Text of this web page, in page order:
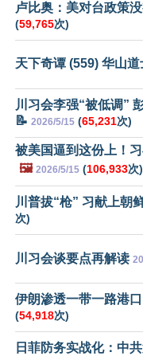
卢比奥：美对台政策
(59,765次)
天下奇谭 (559) 华山道
川习会李强“被低调”
📝 2026/5/15 (65,231次)
被美国逼到这份上！
🖼️ 2026/5/15 (106,933次)
川普拔“枪” 习献上朝
次)
川习会谈要点再解读
伊朗渗透一带一路港
(54,918次)
日菲防务实战化：中